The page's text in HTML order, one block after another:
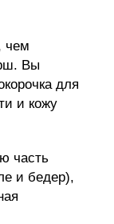
чем
Вы
для
и кожу
часть
и бедер),